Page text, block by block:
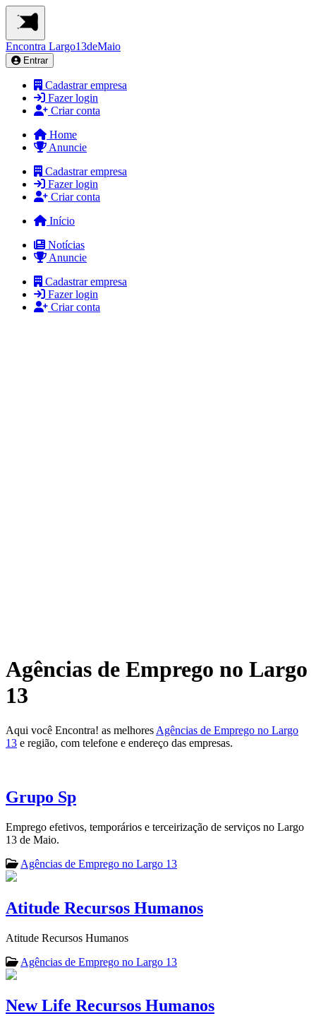
Encontra Largo13deMaio
Entrar
Cadastrar empresa
Fazer login
Criar conta
Home
Anuncie
Cadastrar empresa
Fazer login
Criar conta
Início
Notícias
Anuncie
Cadastrar empresa
Fazer login
Criar conta
Agências de Emprego no Largo
13
Aqui você Encontra! as melhores Agências de Emprego no Largo
13 e região, com telefone e endereço das empresas.
Grupo Sp
Emprego efetivos, temporários e terceirização de serviços no Largo
13 de Maio.
Agências de Emprego no Largo 13
Atitude Recursos Humanos
Atitude Recursos Humanos
Agências de Emprego no Largo 13
New Life Recursos Humanos